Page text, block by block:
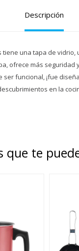
Descripción
tiene una tapa de vidrio,
ofrece más seguridad
ser funcional, ¡fue
en la
que te